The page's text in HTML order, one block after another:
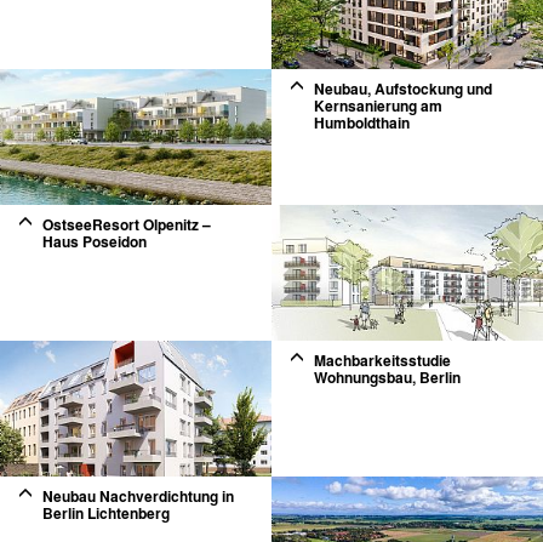
Neubau, Aufstockung und
Kernsanierung am
Humboldthain
OstseeResort Olpenitz –
Haus Poseidon
Machbarkeitsstudie
Wohnungsbau, Berlin
Neubau Nachverdichtung in
Berlin Lichtenberg